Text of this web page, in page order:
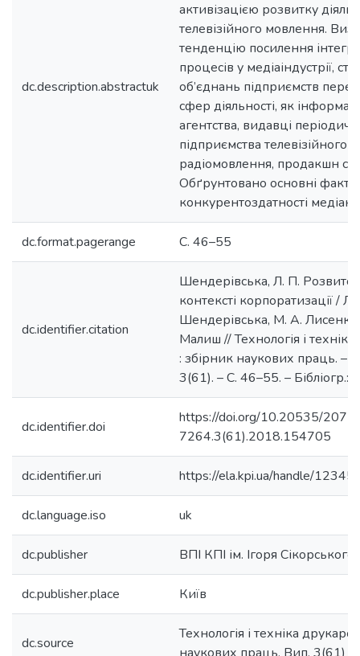
dc.description.abstractuk
активізацією розвитку
телевізійного мовлення.
тенденцію посилення
процесів у медіаіндустрії,
об’єднань підприємств
сфер діяльності, як
агентства, видавці
підприємства телевізійного й
радіомовлення, продакшн
Обґрунтовано основні
конкурентоздатності
dc.format.pagerange С. 46–55
dc.identifier.citation
Шендерівська, Л. П.
контексті корпоратизації / Л.
Шендерівська, М. А.
Малиш // Технологія і
: збірник наукових праць. –
3(61). – С. 46–55. – Бібліогр.:
dc.identifier.doi
https://doi.org/10.20535/2077-
7264.3(61).2018.154705
dc.identifier.uri https://ela.kpi.ua/handle/
dc.language.iso uk
dc.publisher ВПІ КПІ ім. Ігоря Сікорського
dc.publisher.place Київ
dc.source
Технологія і техніка